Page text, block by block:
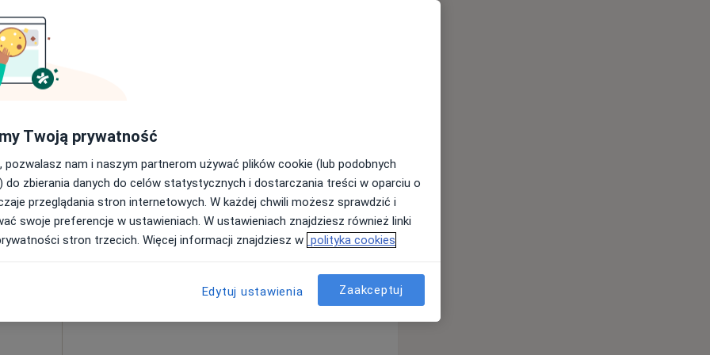
Dziś
8 Sie
Jutro
9 Sie
Pon,
10 Sie
Wt,
11 Sie
Śr,
12 Sie
Umawianie online nie jest dostępne
Twoją prywatność
pozwalasz nam i naszym partnerom używać plików cookie (lub podobnych
do zbierania danych do celów statystycznych i dostarczania treści w oparciu o
przeglądania stron internetowych. W każdej chwili możesz sprawdzić i
swoje preferencje w ustawieniach. W ustawieniach znajdziesz również linki
stron trzecich. Więcej informacji znajdziesz w polityka cookies
Edytuj ustawienia Zaakceptuj